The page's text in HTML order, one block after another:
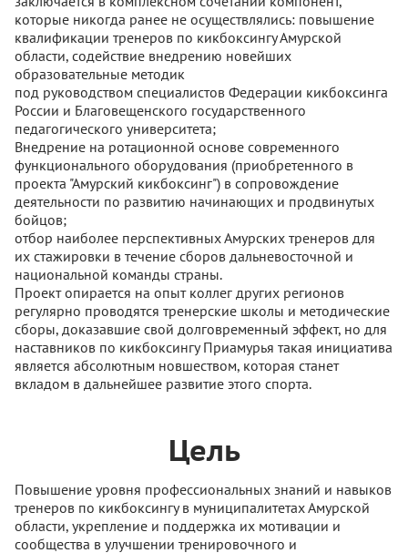
которые никогда ранее не осуществлялись: повышение
квалификации тренеров по кикбоксингу Амурской
области, содействие внедрению новейших
образовательные методик
под руководством специалистов Федерации кикбоксинга
России и Благовещенского государственного
педагогического университета;
Внедрение на ротационной основе современного
функционального оборудования (приобретенного в
проекта "Амурский кикбоксинг") в сопровождение
деятельности по развитию начинающих и продвинутых
бойцов;
отбор наиболее перспективных Амурских тренеров для
их стажировки в течение сборов дальневосточной и
национальной команды страны.
Проект опирается на опыт коллег других регионов
регулярно проводятся тренерские школы и методические
сборы, доказавшие свой долговременный эффект, но для
наставников по кикбоксингу Приамурья такая инициатива
является абсолютным новшеством, которая станет
вкладом в дальнейшее развитие этого спорта.
Цель
Повышение уровня профессиональных знаний и навыков
тренеров по кикбоксингу в муниципалитетах Амурской
области, укрепление и поддержка их мотивации и
сообщества в улучшении тренировочного и